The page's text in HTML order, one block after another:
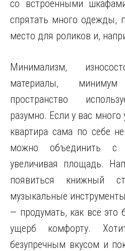
со встроенными
спрятать много одежды,
место для роликов и,
Минимализм,
материалы,
пространство
разумно. Если у вас много
квартира сама по себе
можно объединить с
увеличивая площадь.
появиться книжный
музыкальные
— продумать, как всё это
ущерб комфорту.
безупречным вкусом и